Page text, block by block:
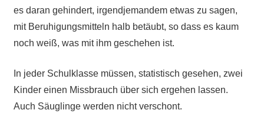
es daran gehindert, irgendjemandem etwas zu sagen,
mit Beruhigungsmitteln halb betäubt, so dass es kaum
noch weiß, was mit ihm geschehen ist.
In jeder Schulklasse müssen, statistisch gesehen, zwei
Kinder einen Missbrauch über sich ergehen lassen.
Auch Säuglinge werden nicht verschont.